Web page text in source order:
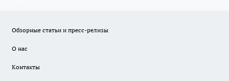
Обзорные статьи и пресс-релизы
О нас
Контакты